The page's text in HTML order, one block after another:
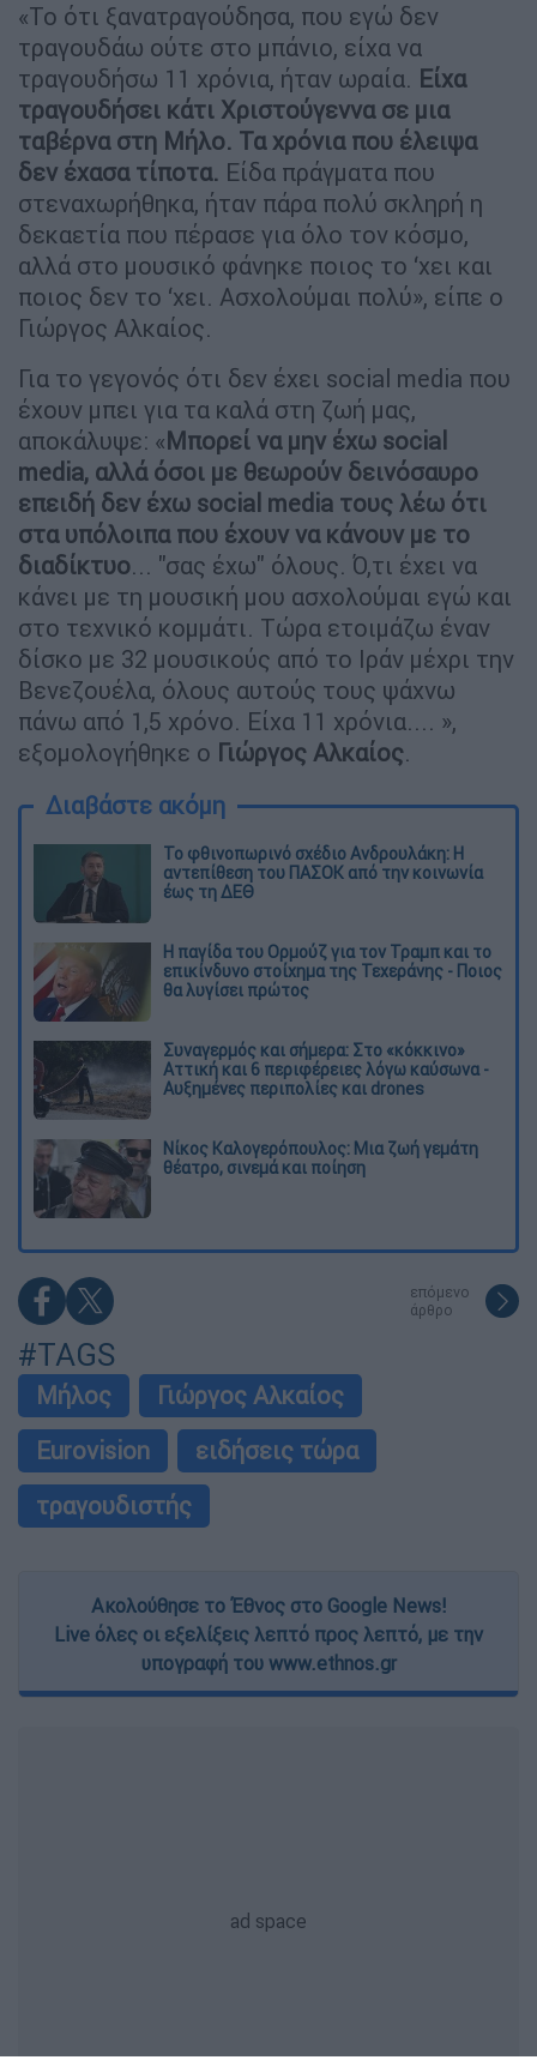
«Το ότι ξανατραγούδησα, που εγώ δεν
τραγουδάω ούτε στο μπάνιο, είχα να
τραγουδήσω 11 χρόνια, ήταν ωραία. Είχα
τραγουδήσει κάτι Χριστούγεννα σε μια
ταβέρνα στη Μήλο. Τα χρόνια που έλειψα
δεν έχασα τίποτα. Είδα πράγματα που
στεναχωρήθηκα, ήταν πάρα πολύ σκληρή η
δεκαετία που πέρασε για όλο τον κόσμο,
αλλά στο μουσικό φάνηκε ποιος το ‘χει και
ποιος δεν το ‘χει. Ασχολούμαι πολύ», είπε ο
Γιώργος Αλκαίος.
Για το γεγονός ότι δεν έχει social media που
έχουν μπει για τα καλά στη ζωή μας,
αποκάλυψε: «Μπορεί να μην έχω social
media, αλλά όσοι με θεωρούν δεινόσαυρο
επειδή δεν έχω social media τους λέω ότι
στα υπόλοιπα που έχουν να κάνουν με το
διαδίκτυο... "σας έχω" όλους. Ό,τι έχει να
κάνει με τη μουσική μου ασχολούμαι εγώ και
στο τεχνικό κομμάτι. Τώρα ετοιμάζω έναν
δίσκο με 32 μουσικούς από το Ιράν μέχρι την
Βενεζουέλα, όλους αυτούς τους ψάχνω
πάνω από 1,5 χρόνο. Είχα 11 χρόνια.... »,
εξομολογήθηκε ο Γιώργος Αλκαίος.
Διαβάστε ακόμη
Το φθινοπωρινό σχέδιο Ανδρουλάκη: Η
αντεπίθεση του ΠΑΣΟΚ από την κοινωνία
έως τη ΔΕΘ
Η παγίδα του Ορμούζ για τον Τραμπ και το
επικίνδυνο στοίχημα της Τεχεράνης - Ποιος
θα λυγίσει πρώτος
Συναγερμός και σήμερα: Στο «κόκκινο»
Αττική και 6 περιφέρειες λόγω καύσωνα -
Αυξημένες περιπολίες και drones
Νίκος Καλογερόπουλος: Μια ζωή γεμάτη
θέατρο, σινεμά και ποίηση
επόμενο
άρθρο
#TAGS
Μήλος
Γιώργος Αλκαίος
Eurovision
ειδήσεις τώρα
τραγουδιστής
Ακολούθησε το Έθνος στο Google News!
Live όλες οι εξελίξεις λεπτό προς λεπτό, με την
υπογραφή του www.ethnos.gr